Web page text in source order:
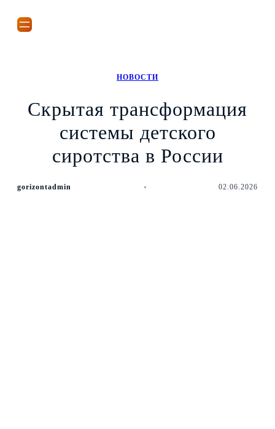
содержимому
НОВОСТИ
Скрытая трансформация
системы детского
сиротства в России
gorizontadmin 02.06.2026